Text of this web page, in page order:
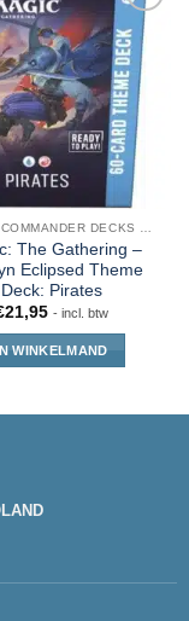
DECKS / COMMANDER DECKS MTG
The Gathering –
Eclipsed Theme
Deck: Pirates
21,95 - incl. btw
WINKELMAND